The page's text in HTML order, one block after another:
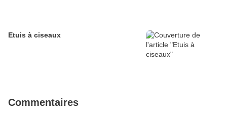
Etuis à ciseaux
Commentaires